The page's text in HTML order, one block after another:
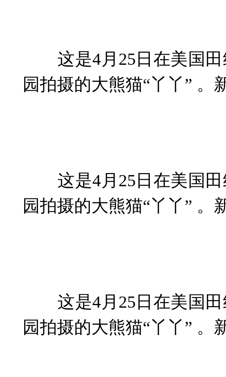
这是4月25日在美国田
园拍摄的大熊猫“丫丫” 。
这是4月25日在美国田
园拍摄的大熊猫“丫丫” 。
这是4月25日在美国田
园拍摄的大熊猫“丫丫” 。